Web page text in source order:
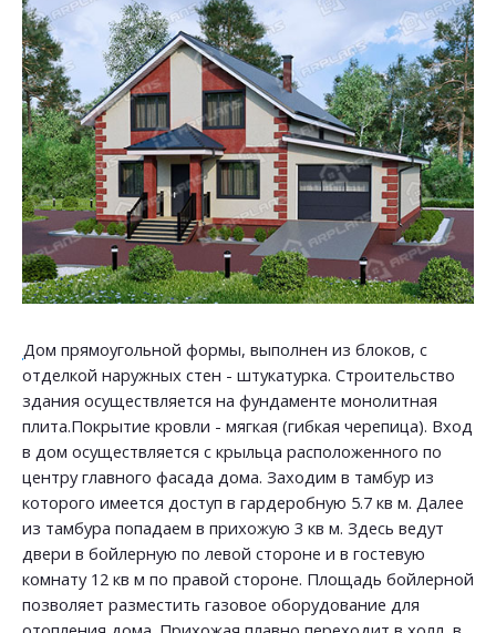
Дом прямоугольной формы, выполнен из блоков, с
отделкой наружных стен - штукатурка. Строительство
здания осуществляется на фундаменте монолитная
плита.Покрытие кровли - мягкая (гибкая черепица). Вход
в дом осуществляется с крыльца расположенного по
центру главного фасада дома. Заходим в тамбур из
которого имеется доступ в гардеробную 5.7 кв м. Далее
из тамбура попадаем в прихожую 3 кв м. Здесь ведут
двери в бойлерную по левой стороне и в гостевую
комнату 12 кв м по правой стороне. Площадь бойлерной
позволяет разместить газовое оборудование для